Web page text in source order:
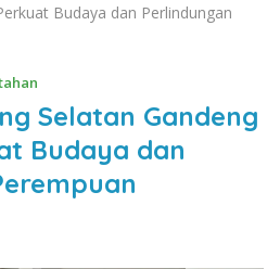
Budaya dan Perlindungan
Selatan Gandeng
Budaya dan